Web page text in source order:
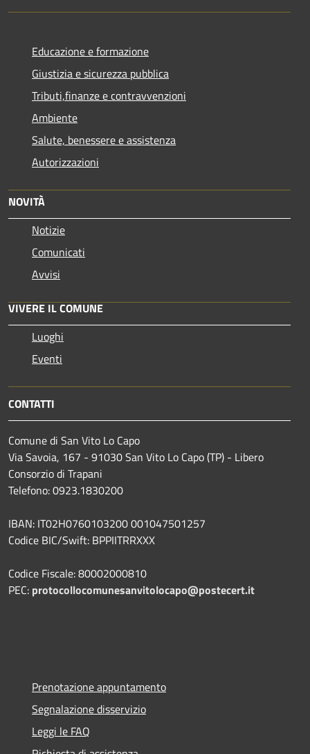
Educazione e formazione
Giustizia e sicurezza pubblica
Tributi,finanze e contravvenzioni
Ambiente
Salute, benessere e assistenza
Autorizzazioni
NOVITÀ
Notizie
Comunicati
Avvisi
VIVERE IL COMUNE
Luoghi
Eventi
CONTATTI
Comune di San Vito Lo Capo
Via Savoia, 167 - 91030 San Vito Lo Capo (TP) - Libero
Consorzio di Trapani
Telefono: 0923.1830200
IBAN: IT02H0760103200 001047501257
Codice BIC/Swift: BPPIITRRXXX
Codice Fiscale: 80002000810
PEC: protocollocomunesanvitolocapo@postecert.it
Prenotazione appuntamento
Segnalazione disservizio
Leggi le FAQ